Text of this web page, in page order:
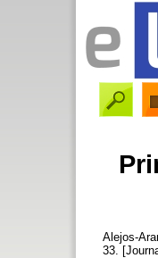
Alejos-
33.